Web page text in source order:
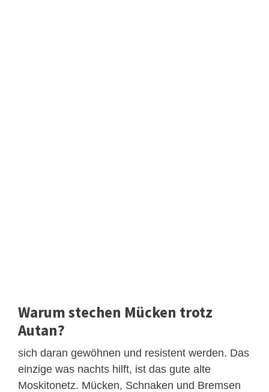
Warum stechen Mücken trotz
Autan?
sich daran gewöhnen und resistent werden. Das
einzige was nachts hilft, ist das gute alte
Moskitonetz. Mücken, Schnaken und Bremsen